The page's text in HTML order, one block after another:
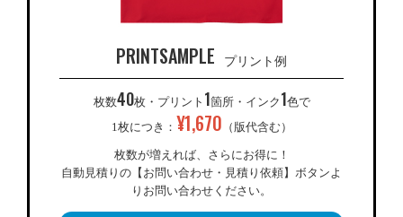
PRINTSAMPLE プリント例
枚数40枚・プリント 1箇所・インク 1色で
1枚につき： ¥1,670 （版代含む）
枚数が増えれば、さらにお得に！
自動見積りの【お問い合わせ・見積り依頼】ボタンよ
りお問い合わせください。